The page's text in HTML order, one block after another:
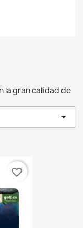
la gran calidad de

favorite_border